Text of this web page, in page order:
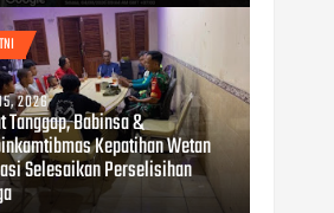
2026
Tanggap, Babinsa &
Kepatihan Wetan
Selesaikan Perselisihan